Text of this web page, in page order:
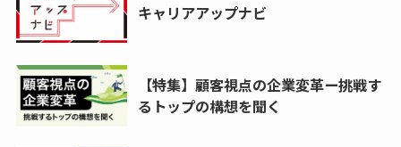
キャリアアップナビ
【特集】顧客視点の企業変革ー挑戦す
るトップの構想を聞く